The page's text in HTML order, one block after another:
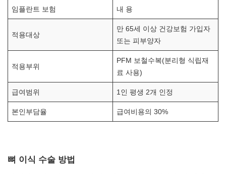
임플란트 보험 내 용
적용대상
만 65세 이상 건강보험 가입자
또는 피부양자
적용부위
PFM 보철수복(분리형 식립재
료 사용)
급여범위 1인 평생 2개 인정
본인부담율 급여비용의 30%
뼈 이식 수술 방법